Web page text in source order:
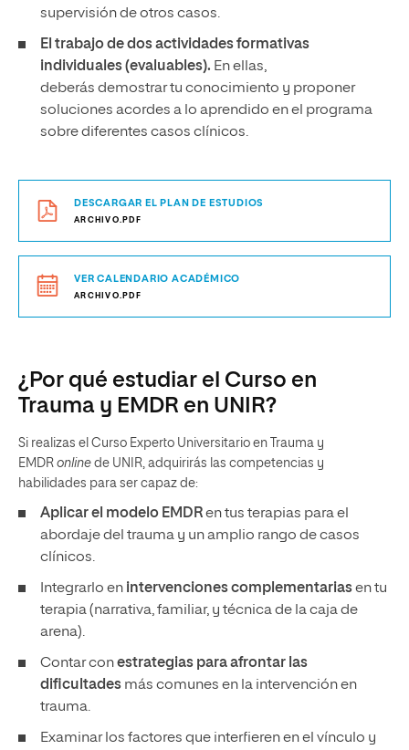
supervisión de otros casos.
El trabajo de dos actividades formativas
individuales (evaluables). En ellas,
deberás demostrar tu conocimiento y proponer
soluciones acordes a lo aprendido en el programa
sobre diferentes casos clínicos.
DESCARGAR EL PLAN DE ESTUDIOS
ARCHIVO.PDF
VER CALENDARIO ACADÉMICO
ARCHIVO.PDF
¿Por qué estudiar el Curso en
Trauma y EMDR en UNIR?
Si realizas el Curso Experto Universitario en Trauma y
EMDR online de UNIR, adquirirás las competencias y
habilidades para ser capaz de:
Aplicar el modelo EMDRen tus terapias para el
abordaje del trauma y un amplio rango de casos
clínicos.
Integrarlo en intervenciones complementariasen tu
terapia (narrativa, familiar, y técnica de la caja de
arena).
Contar conestrategias para afrontar las
dificultades más comunes en la intervención en
trauma.
Examinar los factores que interfieren en el vínculo y